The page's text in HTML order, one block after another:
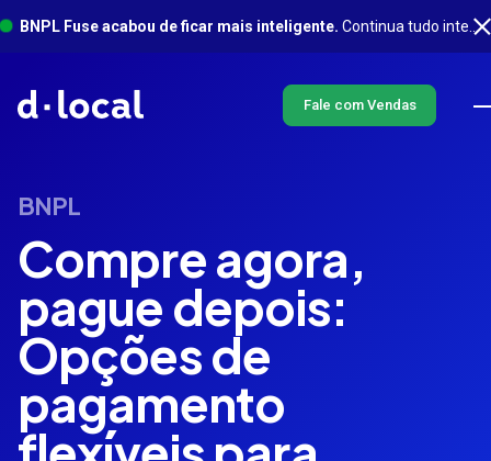
BNPL Fuse acabou de ficar mais inteligente. Continua tudo integrado em um só lugar, com muito mais acontecendo em segundo plano. Saiba mais
Fale com Vendas
BNPL
Compre agora,
pague depois:
Opções de
pagamento